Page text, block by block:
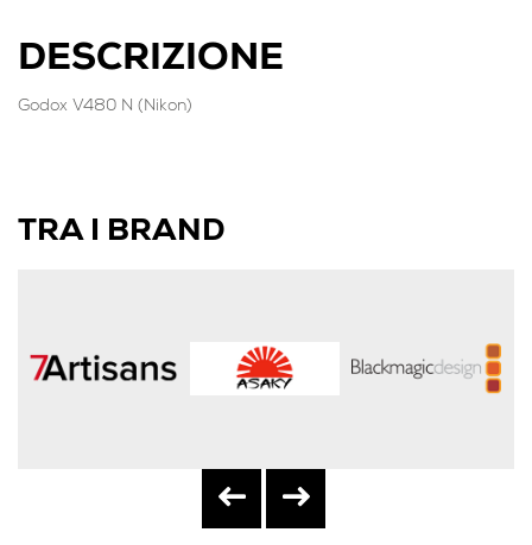
DESCRIZIONE
Godox V480 N (Nikon)
TRA I BRAND